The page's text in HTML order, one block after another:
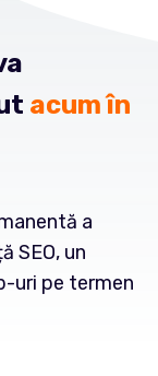
acum în
a
SEO, un
uri pe termen